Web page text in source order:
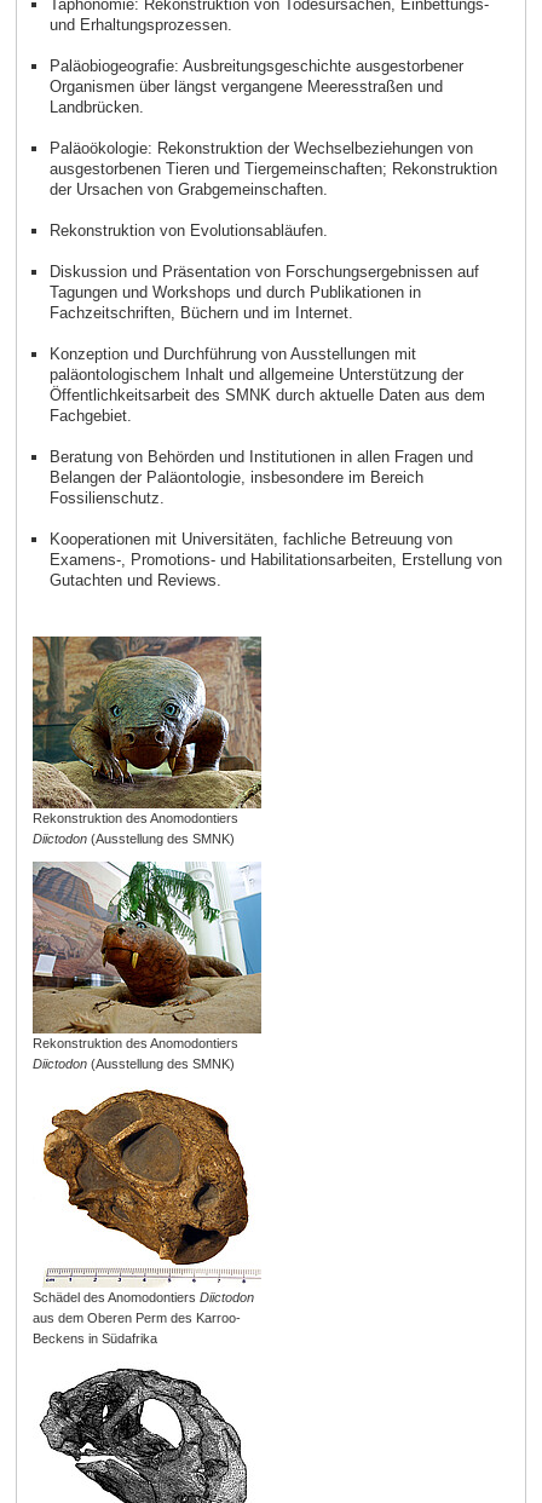
Taphonomie: Rekonstruktion von Todesursachen, Einbettungs-
und Erhaltungsprozessen.
Paläobiogeografie: Ausbreitungsgeschichte ausgestorbener
Organismen über längst vergangene Meeresstraßen und
Landbrücken.
Paläoökologie: Rekonstruktion der Wechselbeziehungen von
ausgestorbenen Tieren und Tiergemeinschaften; Rekonstruktion
der Ursachen von Grabgemeinschaften.
Rekonstruktion von Evolutionsabläufen.
Diskussion und Präsentation von Forschungsergebnissen auf
Tagungen und Workshops und durch Publikationen in
Fachzeitschriften, Büchern und im Internet.
Konzeption und Durchführung von Ausstellungen mit
paläontologischem Inhalt und allgemeine Unterstützung der
Öffentlichkeitsarbeit des SMNK durch aktuelle Daten aus dem
Fachgebiet.
Beratung von Behörden und Institutionen in allen Fragen und
Belangen der Paläontologie, insbesondere im Bereich
Fossilienschutz.
Kooperationen mit Universitäten, fachliche Betreuung von
Examens-, Promotions- und Habilitationsarbeiten, Erstellung von
Gutachten und Reviews.
Rekonstruktion des Anomodontiers
Diictodon(Ausstellung des SMNK)
Rekonstruktion des Anomodontiers
Diictodon(Ausstellung des SMNK)
Schädel des Anomodontiers Diictodon
aus dem Oberen Perm des Karroo-
Beckens in Südafrika